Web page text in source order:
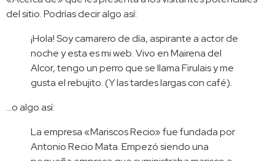
del sitio. Podrías decir algo así:
¡Hola! Soy camarero de día, aspirante a actor de
noche y esta es mi web. Vivo en Mairena del
Alcor, tengo un perro que se llama Firulais y me
gusta el rebujito. (Y las tardes largas con café).
…o algo así:
La empresa «Mariscos Recio» fue fundada por
Antonio Recio Mata. Empezó siendo una